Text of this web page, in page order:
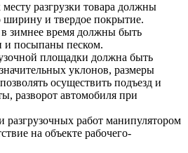
разгрузки товара должны
ширину и твердое покрытие.
зимнее время должны быть
и посыпаны песком.
площадки должна быть
уклонов, размеры
осуществить подъезд и
разворот автомобиля при
разгрузочных работ манипулятором
на объекте рабочего-